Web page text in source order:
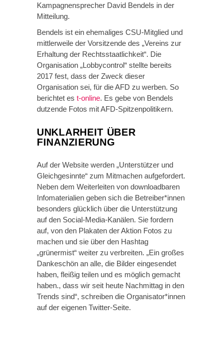
Kampagnensprecher David Bendels in der
Mitteilung.
Bendels ist ein ehemaliges CSU-Mitglied und
mittlerweile der Vorsitzende des „Vereins zur
Erhaltung der Rechtsstaatlichkeit“. Die
Organisation „Lobbycontrol“ stellte bereits
2017 fest, dass der Zweck dieser
Organisation sei, für die AFD zu werben. So
berichtet es t-online. Es gebe von Bendels
dutzende Fotos mit AFD-Spitzenpolitikern.
UNKLARHEIT ÜBER
FINANZIERUNG
Auf der Website werden „Unterstützer und
Gleichgesinnte“ zum Mitmachen aufgefordert.
Neben dem Weiterleiten von downloadbaren
Infomaterialien geben sich die Betreiber*innen
besonders glücklich über die Unterstützung
auf den Social-Media-Kanälen. Sie fordern
auf, von den Plakaten der Aktion Fotos zu
machen und sie über den Hashtag
„grünermist“ weiter zu verbreiten. „Ein großes
Dankeschön an alle, die Bilder eingesendet
haben, fleißig teilen und es möglich gemacht
haben., dass wir seit heute Nachmittag in den
Trends sind“, schreiben die Organisator*innen
auf der eigenen Twitter-Seite.